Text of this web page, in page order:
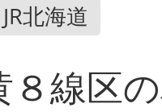
JR北海道
線区